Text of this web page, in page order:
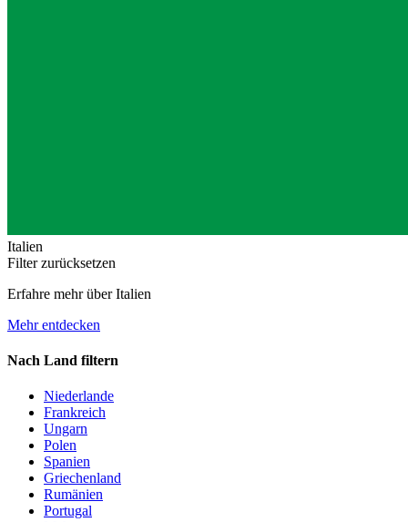
Italien
Filter zurücksetzen
Erfahre mehr über Italien
Mehr entdecken
Nach Land filtern
Niederlande
Frankreich
Ungarn
Polen
Spanien
Griechenland
Rumänien
Portugal